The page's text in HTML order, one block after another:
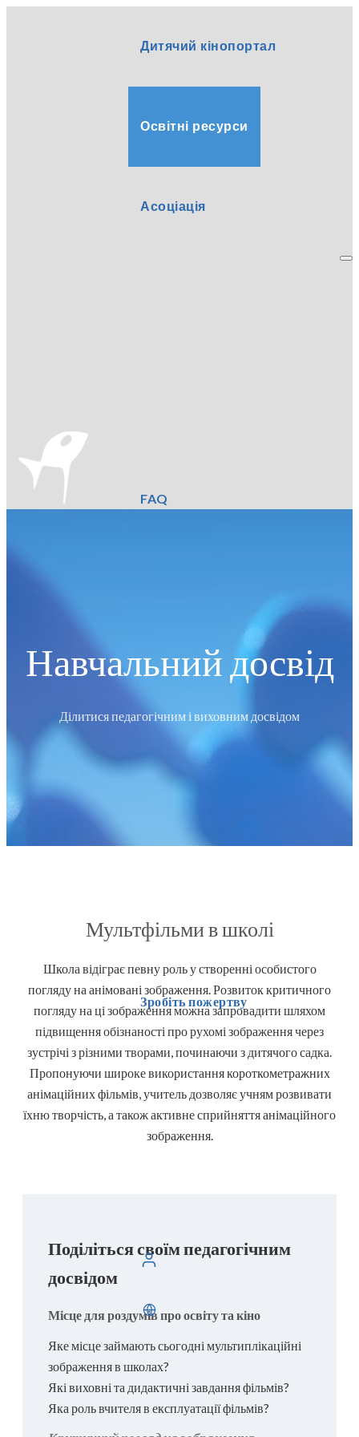
Дитячий кінопортал
Освітні ресурси
Асоціація
FAQ
Зробіть пожертву
авторизуватися
Українська
Навчальний досвід
Ділитися педагогічним і виховним досвідом
Мультфільми в школі
Школа відіграє певну роль у створенні особистого
погляду на анімовані зображення. Розвиток критичного
погляду на ці зображення можна запровадити шляхом
підвищення обізнаності про рухомі зображення через
зустрічі з різними творами, починаючи з дитячого садка.
Пропонуючи широке використання короткометражних
анімаційних фільмів, учитель дозволяє учням розвивати
їхню творчість, а також активне сприйняття анімаційного
зображення.
Поділіться своїм педагогічним
досвідом
Місце для роздумів про освіту та кіно
Яке місце займають сьогодні мультиплікаційні
зображення в школах?
Які виховні та дидактичні завдання фільмів?
Яка роль вчителя в експлуатації фільмів?